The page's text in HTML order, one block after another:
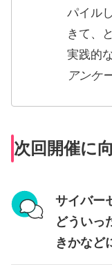
パイル
きて、
実践的
アンケ
次回開催に
サイバー
どういっ
きかなど